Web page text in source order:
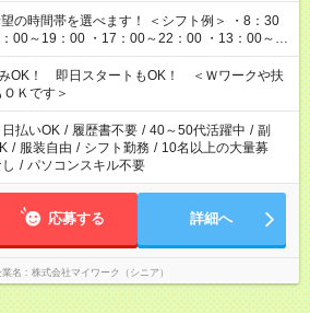
00～19：00 ・17：00～22：00 ・13：00～
～翌6：00 など
みOK！ 即日スタートもOK！ ＜Ｗワークや扶
Ｋです＞
日払いOK / 履歴書不要 / 40～50代活躍中 / 副
/ 服装自由 / シフト勤務 / 10名以上の大量募
/ パソコンスキル不要
応募する 詳細へ
名 株式会社マイワーク（シニア）